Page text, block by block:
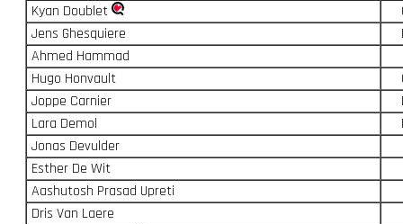
Kyan Doublet
Jens Ghesquiere
Ahmed Hammad
Hugo Honvault
Joppe Carnier
Lara Demol
Jonas Devulder
Esther De Wit
Aashutosh Prasad Upreti
Dris Van Laere